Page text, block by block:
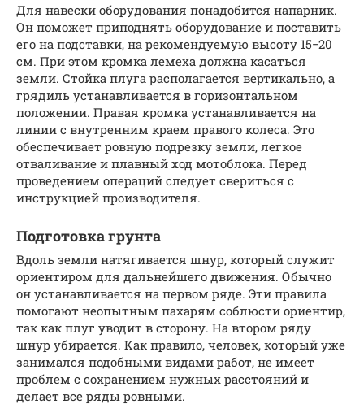
Для навески оборудования понадобится напарник.
Он поможет приподнять оборудование и поставить
его на подставки, на рекомендуемую высоту 15−20
см. При этом кромка лемеха должна касаться
земли. Стойка плуга располагается вертикально, а
грядиль устанавливается в горизонтальном
положении. Правая кромка устанавливается на
линии с внутренним краем правого колеса. Это
обеспечивает ровную подрезку земли, легкое
отваливание и плавный ход мотоблока. Перед
проведением операций следует свериться с
инструкцией производителя.
Подготовка грунта
Вдоль земли натягивается шнур, который служит
ориентиром для дальнейшего движения. Обычно
он устанавливается на первом ряде. Эти правила
помогают неопытным пахарям соблюсти ориентир,
так как плуг уводит в сторону. На втором ряду
шнур убирается. Как правило, человек, который уже
занимался подобными видами работ, не имеет
проблем с сохранением нужных расстояний и
делает все ряды ровными.